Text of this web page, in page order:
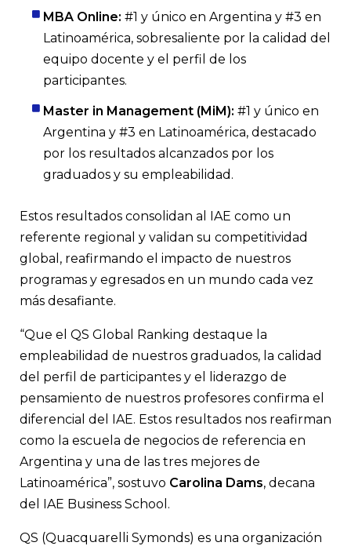
MBA Online: #1 y único en Argentina y #3 en
Latinoamérica, sobresaliente por la calidad del
equipo docente y el perfil de los
participantes.
Master in Management (MiM): #1 y único en
Argentina y #3 en Latinoamérica, destacado
por los resultados alcanzados por los
graduados y su empleabilidad.
Estos resultados consolidan al IAE como un
referente regional y validan su competitividad
global, reafirmando el impacto de nuestros
programas y egresados en un mundo cada vez
más desafiante.
“Que el QS Global Ranking destaque la
empleabilidad de nuestros graduados, la calidad
del perfil de participantes y el liderazgo de
pensamiento de nuestros profesores confirma el
diferencial del IAE. Estos resultados nos reafirman
como la escuela de negocios de referencia en
Argentina y una de las tres mejores de
Latinoamérica”, sostuvo Carolina Dams, decana
del IAE Business School.
QS (Quacquarelli Symonds) es una organización